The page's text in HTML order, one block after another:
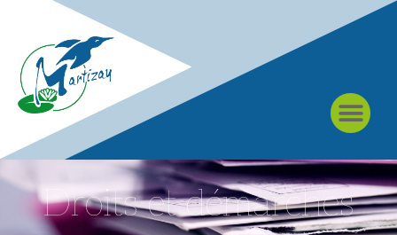
Droits et démarches